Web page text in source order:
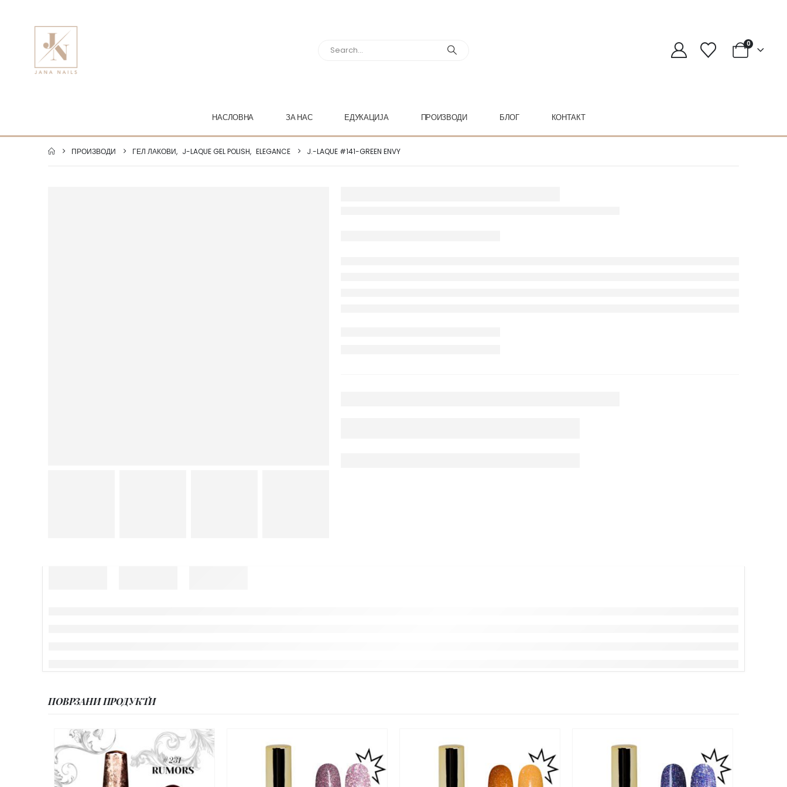
0
НАСЛОВНА ЗА НАС ЕДУКАЦИЈА ПРОИЗВОДИ БЛОГ КОНТАКТ
ПРОИЗВОДИ ГЕЛ ЛАКОВИ, J-LAQUE GEL POLISH, ELEGANCE J.-LAQUE #141-GREEN ENVY
ПОВРЗАНИ ПРОДУКТИ